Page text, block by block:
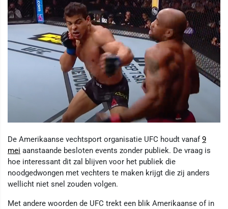
De Amerikaanse vechtsport organisatie UFC houdt vanaf9
mei aanstaande besloten events zonder publiek. De vraag is
hoe interessant dit zal blijven voor het publiek die
noodgedwongen met vechters te maken krijgt die zij anders
wellicht niet snel zouden volgen.
Met andere woorden de UFC trekt een blik Amerikaanse of in